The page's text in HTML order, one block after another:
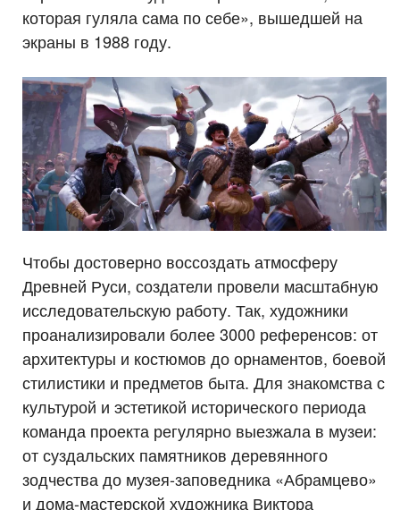
которая гуляла сама по себе», вышедшей на
экраны в 1988 году.
Чтобы достоверно воссоздать атмосферу
Древней Руси, создатели провели масштабную
исследовательскую работу. Так, художники
проанализировали более 3000 референсов: от
архитектуры и костюмов до орнаментов, боевой
стилистики и предметов быта. Для знакомства с
культурой и эстетикой исторического периода
команда проекта регулярно выезжала в музеи:
от суздальских памятников деревянного
зодчества до музея-заповедника «Абрамцево»
и дома-мастерской художника Виктора